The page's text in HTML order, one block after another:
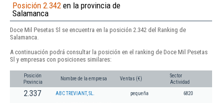
Posición 2.342 en la provincia de
Salamanca
Doce Mil Pesetas Sl se encuentra en la posición 2.342 del Ranking de
Salamanca.
A continuación podrá consultar la posición en el ranking de Doce Mil Pesetas
Sl y empresas con posiciones similares:
Posición
Provincia
Nombre de la empresa Ventas (€)
Sector
Actividad
2.337 ABC TREVIANT, SL. pequeña 6820